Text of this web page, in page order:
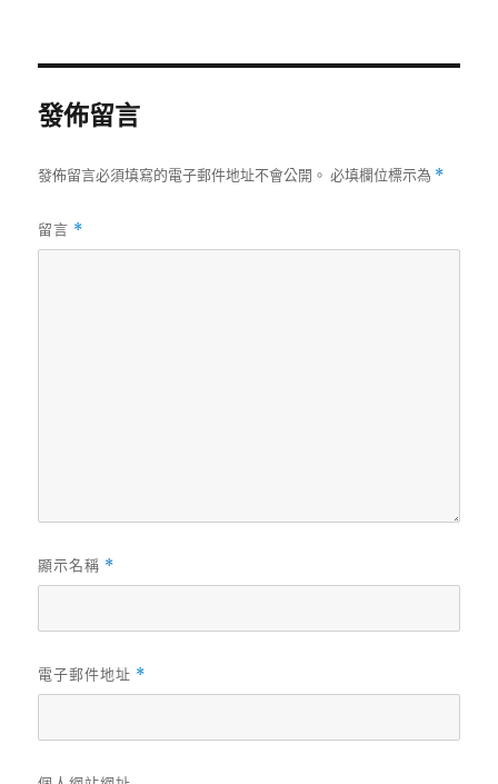
發佈留言
發佈留言必須填寫的電子郵件地址不會公開。 必填欄位標示為 *
留言 *
顯示名稱 *
電子郵件地址 *